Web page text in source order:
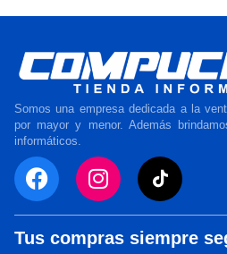
Somos una empresa dedicada a la
por mayor y menor. Además
informáticos.
Tus compras siempre